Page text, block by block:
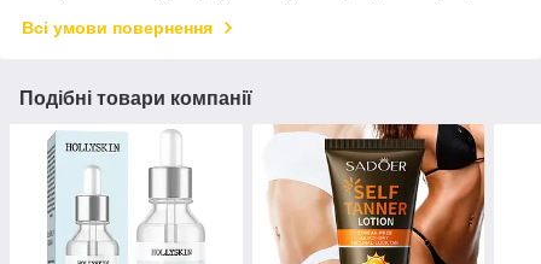
Всі умови повернення
Подібні товари компанії